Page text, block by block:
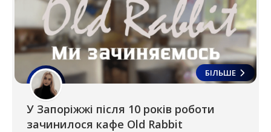
БІЛЬШЕ
У Запоріжжі після 10 років роботи
зачинилося кафе Old Rabbit